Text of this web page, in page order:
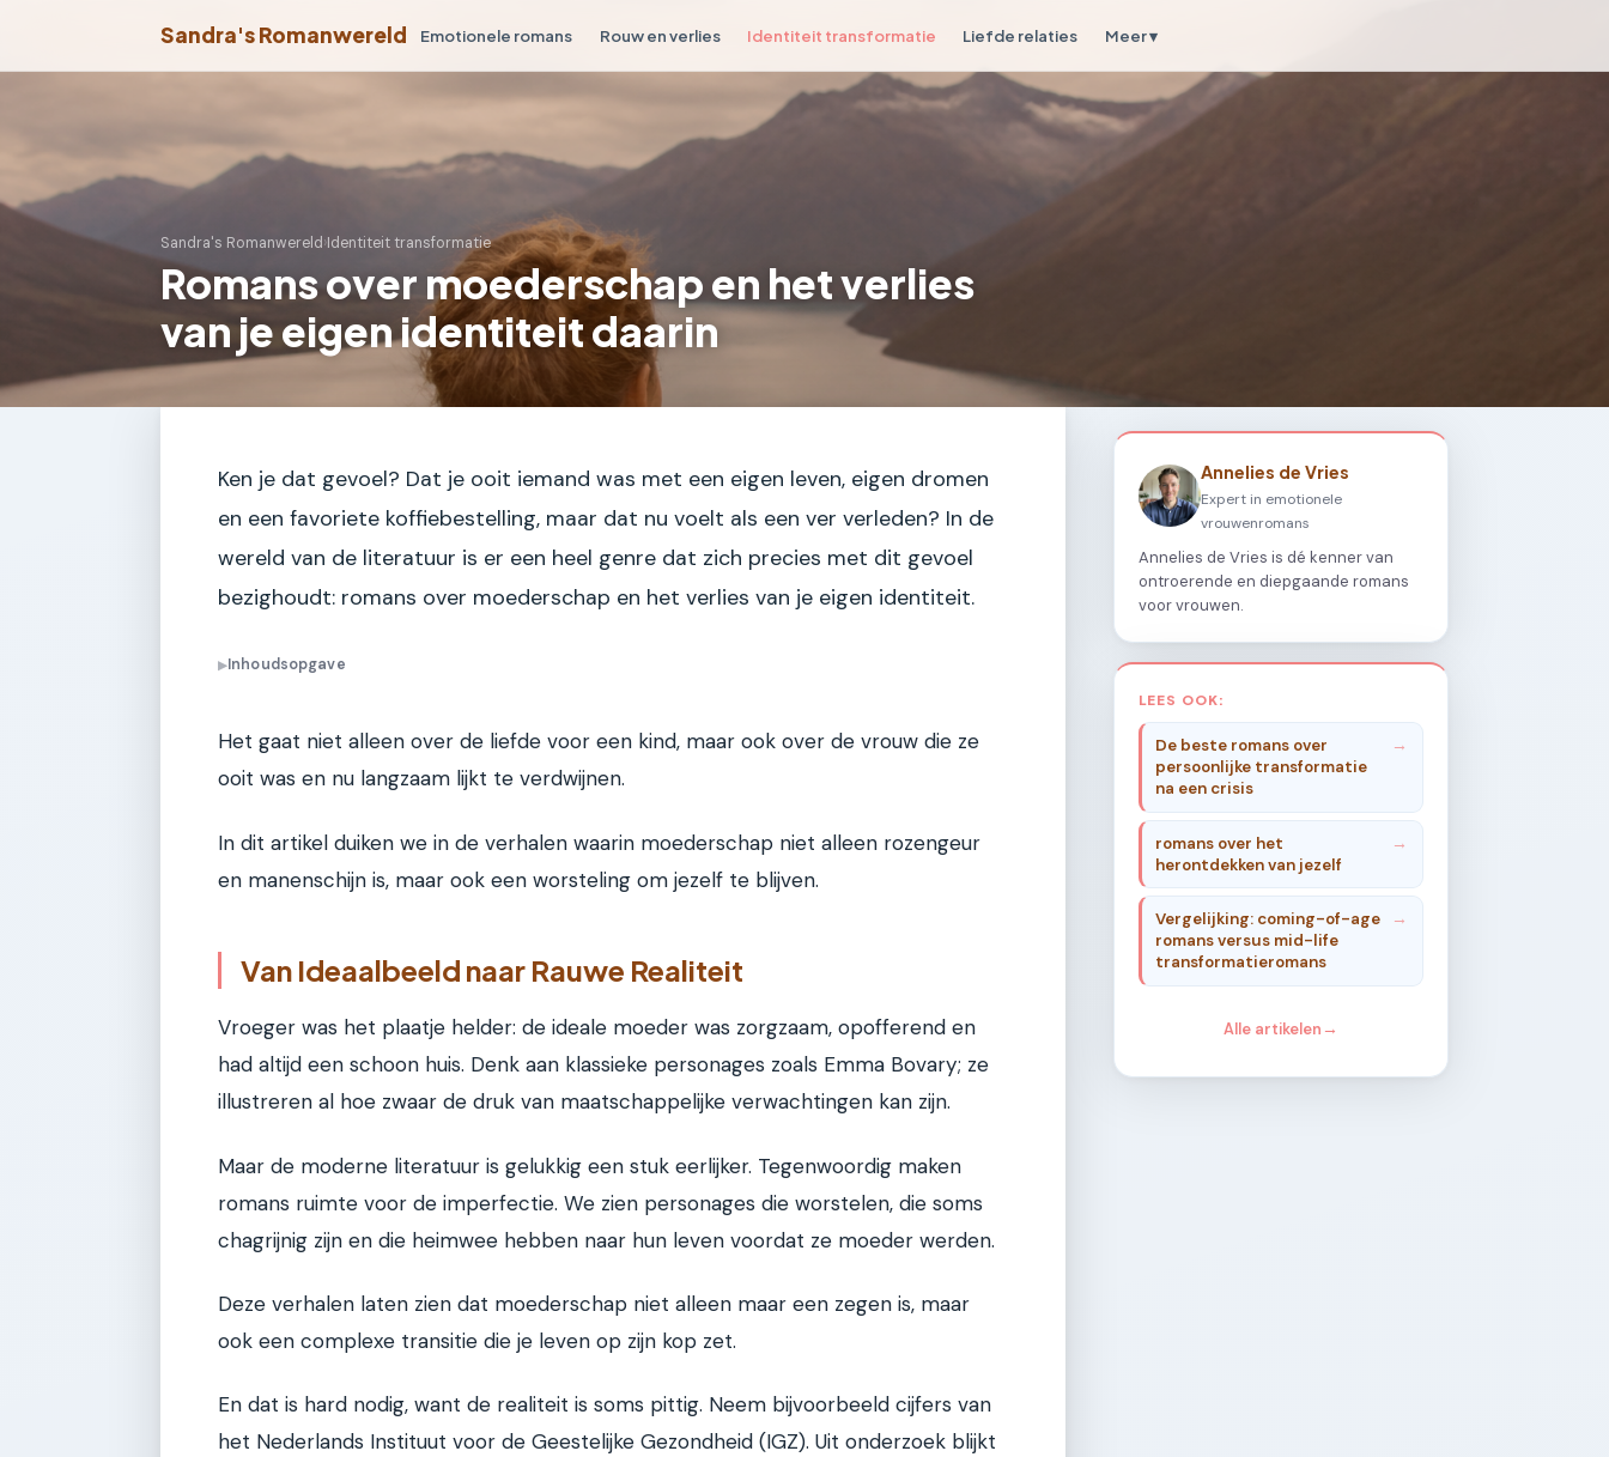
Sandra's Romanwereld Emotionele romans Rouw en verlies Identiteit transformatie Liefde relaties Meer ▾
Sandra's Romanwereld›Identiteit transformatie
Romans over moederschap en het verlies
van je eigen identiteit daarin
Ken je dat gevoel? Dat je ooit iemand was met een eigen leven, eigen dromen
en een favoriete koffiebestelling, maar dat nu voelt als een ver verleden? In de
wereld van de literatuur is er een heel genre dat zich precies met dit gevoel
bezighoudt: romans over moederschap en het verlies van je eigen identiteit.
▶Inhoudsopgave
Het gaat niet alleen over de liefde voor een kind, maar ook over de vrouw die ze
ooit was en nu langzaam lijkt te verdwijnen.
In dit artikel duiken we in de verhalen waarin moederschap niet alleen rozengeur
en manenschijn is, maar ook een worsteling om jezelf te blijven.
Van Ideaalbeeld naar Rauwe Realiteit
Vroeger was het plaatje helder: de ideale moeder was zorgzaam, opofferend en
had altijd een schoon huis. Denk aan klassieke personages zoals Emma Bovary; ze
illustreren al hoe zwaar de druk van maatschappelijke verwachtingen kan zijn.
Maar de moderne literatuur is gelukkig een stuk eerlijker. Tegenwoordig maken
romans ruimte voor de imperfectie. We zien personages die worstelen, die soms
chagrijnig zijn en die heimwee hebben naar hun leven voordat ze moeder werden.
Deze verhalen laten zien dat moederschap niet alleen maar een zegen is, maar
ook een complexe transitie die je leven op zijn kop zet.
En dat is hard nodig, want de realiteit is soms pittig. Neem bijvoorbeeld cijfers van
het Nederlands Instituut voor de Geestelijke Gezondheid (IGZ). Uit onderzoek blijkt
Annelies de Vries
Expert in emotionele
vrouwenromans
Annelies de Vries is dé kenner van
ontroerende en diepgaande romans
voor vrouwen.
LEES OOK:
De beste romans over
persoonlijke transformatie
na een crisis
romans over het
herontdekken van jezelf
Vergelijking: coming-of-age
romans versus mid-life
transformatieromans
Alle artikelen